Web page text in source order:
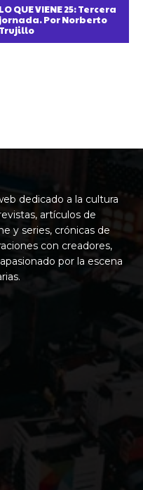
LO QUE VIENE 25: Tercera
jornada. Por Norberto
Trujillo
dedicado a la cultura
artículos de
y series, crónicas de
con creadores,
por la escena